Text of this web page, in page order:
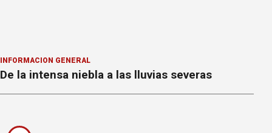
INFORMACION GENERAL
De la intensa niebla a las lluvias severas